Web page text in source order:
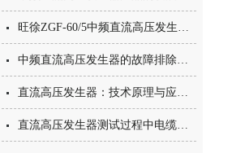
旺徐ZGF-60/5中频直流高压发生器使用须知
中频直流高压发生器的故障排除和维修方法有哪些？
直流高压发生器：技术原理与应用科普
直流高压发生器测试过程中电缆附件损坏怎么办？